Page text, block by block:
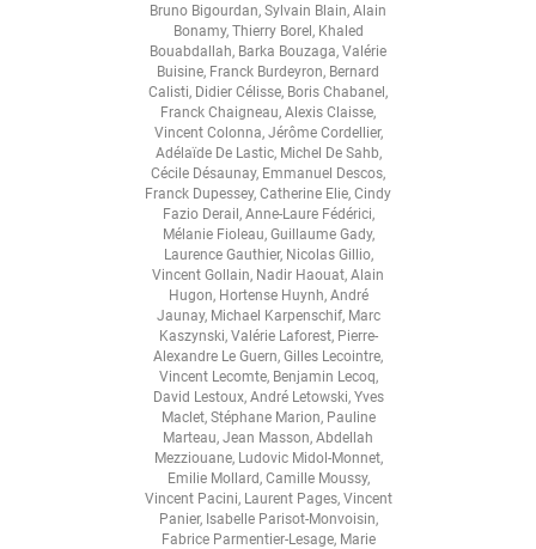
Bruno Bigourdan, Sylvain Blain, Alain
Bonamy, Thierry Borel, Khaled
Bouabdallah, Barka Bouzaga, Valérie
Buisine, Franck Burdeyron, Bernard
Calisti, Didier Célisse, Boris Chabanel,
Franck Chaigneau, Alexis Claisse,
Vincent Colonna, Jérôme Cordellier,
Adélaïde De Lastic, Michel De Sahb,
Cécile Désaunay, Emmanuel Descos,
Franck Dupessey, Catherine Elie, Cindy
Fazio Derail, Anne-Laure Fédérici,
Mélanie Fioleau, Guillaume Gady,
Laurence Gauthier, Nicolas Gillio,
Vincent Gollain, Nadir Haouat, Alain
Hugon, Hortense Huynh, André
Jaunay, Michael Karpenschif, Marc
Kaszynski, Valérie Laforest, Pierre-
Alexandre Le Guern, Gilles Lecointre,
Vincent Lecomte, Benjamin Lecoq,
David Lestoux, André Letowski, Yves
Maclet, Stéphane Marion, Pauline
Marteau, Jean Masson, Abdellah
Mezziouane, Ludovic Midol-Monnet,
Emilie Mollard, Camille Moussy,
Vincent Pacini, Laurent Pages, Vincent
Panier, Isabelle Parisot-Monvoisin,
Fabrice Parmentier-Lesage, Marie